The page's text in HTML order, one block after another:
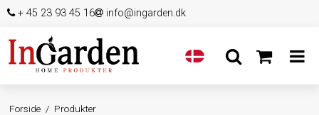
+ 45 23 93 45 16 info@ingarden.dk
Forside / Produkter